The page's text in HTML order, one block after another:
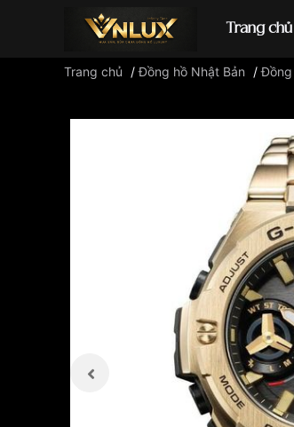
Trang chủ
Trang chủ /Đồng hồ Nhật Bản /Đồng